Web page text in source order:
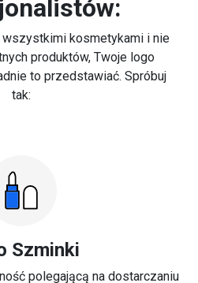
kosmetykami i nie
produktów, Twoje logo
to przedstawiać. Spróbuj
tak:
Szminki
polegającą na dostarczaniu